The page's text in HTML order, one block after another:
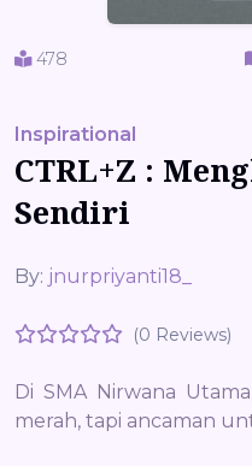
478
Inspirational
CTRL+Z :
Sendiri
By: jnurpriyanti18_
(0 Reviews)
Di SMA Nirwana
merah, tapi ancaman